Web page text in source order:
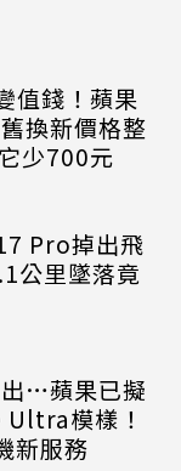
值錢！蘋果
換新價格整
少700元
Pro掉出飛
公里墜落竟
…蘋果已擬
模樣！
新服務